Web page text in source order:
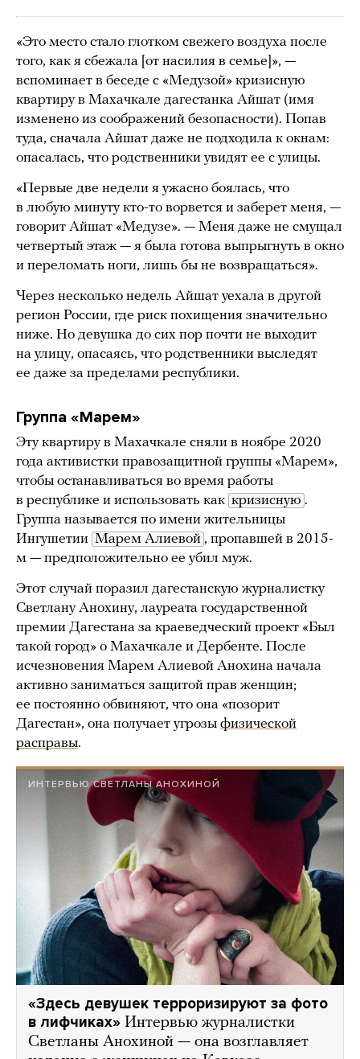
«Это место стало глотком свежего воздуха после
того, как я сбежала [от насилия в семье]», —
вспоминает в беседе с «Медузой» кризисную
квартиру в Махачкале дагестанка Айшат (имя
изменено из соображений безопасности). Попав
туда, сначала Айшат даже не подходила к окнам:
опасалась, что родственники увидят ее с улицы.
«Первые две недели я ужасно боялась, что
в любую минуту кто-то ворвется и заберет меня, —
говорит Айшат «Медузе». — Меня даже не смущал
четвертый этаж — я была готова выпрыгнуть в окно
и переломать ноги, лишь бы не возвращаться».
Через несколько недель Айшат уехала в другой
регион России, где риск похищения значительно
ниже. Но девушка до сих пор почти не выходит
на улицу, опасаясь, что родственники выследят
ее даже за пределами республики.
Группа «Марем»
Эту квартиру в Махачкале сняли в ноябре 2020
года активистки правозащитной группы «Марем»,
чтобы останавливаться во время работы
в республике и использовать как кризисную .
Группа называется по имени жительницы
Ингушетии Марем Алиевой , пропавшей в 2015-
м — предположительно ее убил муж.
Этот случай поразил дагестанскую журналистку
Светлану Анохину, лауреата государственной
премии Дагестана за краеведческий проект «Был
такой город» о Махачкале и Дербенте. После
исчезновения Марем Алиевой Анохина начала
активно заниматься защитой прав женщин;
ее постоянно обвиняют, что она «позорит
Дагестан», она получает угрозы физической
расправы.
ИНТЕРВЬЮ СВЕТЛАНЫ АНОХИНОЙ
«Здесь девушек терроризируют за фото
в лифчиках» Интервью журналистки
Светланы Анохиной — она возглавляет